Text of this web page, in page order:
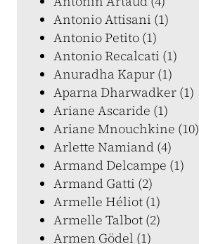
Antonio Attisani (1)
Antonio Petito (1)
Antonio Recalcati (1)
Anuradha Kapur (1)
Aparna Dharwadker (1)
Ariane Ascaride (1)
Ariane Mnouchkine (10)
Arlette Namiand (4)
Armand Delcampe (1)
Armand Gatti (2)
Armelle Héliot (1)
Armelle Talbot (2)
Armen Gödel (1)